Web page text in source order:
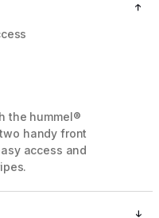
the hummel®
two handy front
access and